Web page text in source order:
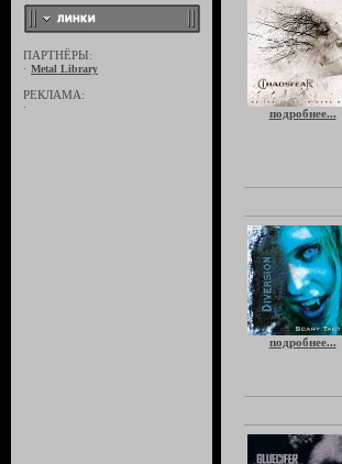
ПАРТНЁРЫ:
· Metal Library
РЕКЛАМА:
· подробнее...
подробнее...